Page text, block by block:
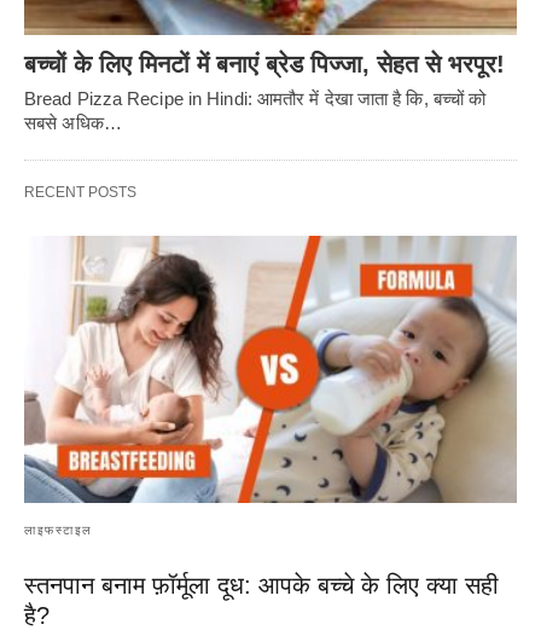
बच्चों के लिए मिनटों में बनाएं ब्रेड पिज्जा, सेहत से भरपूर!
Bread Pizza Recipe in Hindi: आमतौर में देखा जाता है कि, बच्चों को
सबसे अधिक…
RECENT POSTS
लाइफस्टाइल
स्तनपान बनाम फ़ॉर्मूला दूध: आपके बच्चे के लिए क्या सही
है?